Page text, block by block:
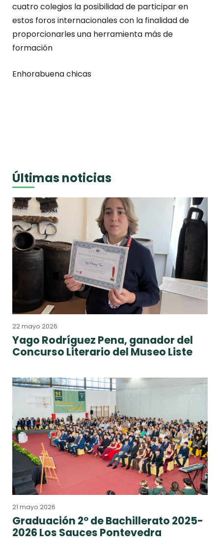
cuatro colegios la posibilidad de participar en
estos foros internacionales con la finalidad de
proporcionarles una herramienta más de
formación
Enhorabuena chicas
Últimas noticias
22 mayo 2026
Yago Rodríguez Pena, ganador del
Concurso Literario del Museo Liste
21 mayo 2026
Graduación 2º de Bachillerato 2025-
2026 Los Sauces Pontevedra